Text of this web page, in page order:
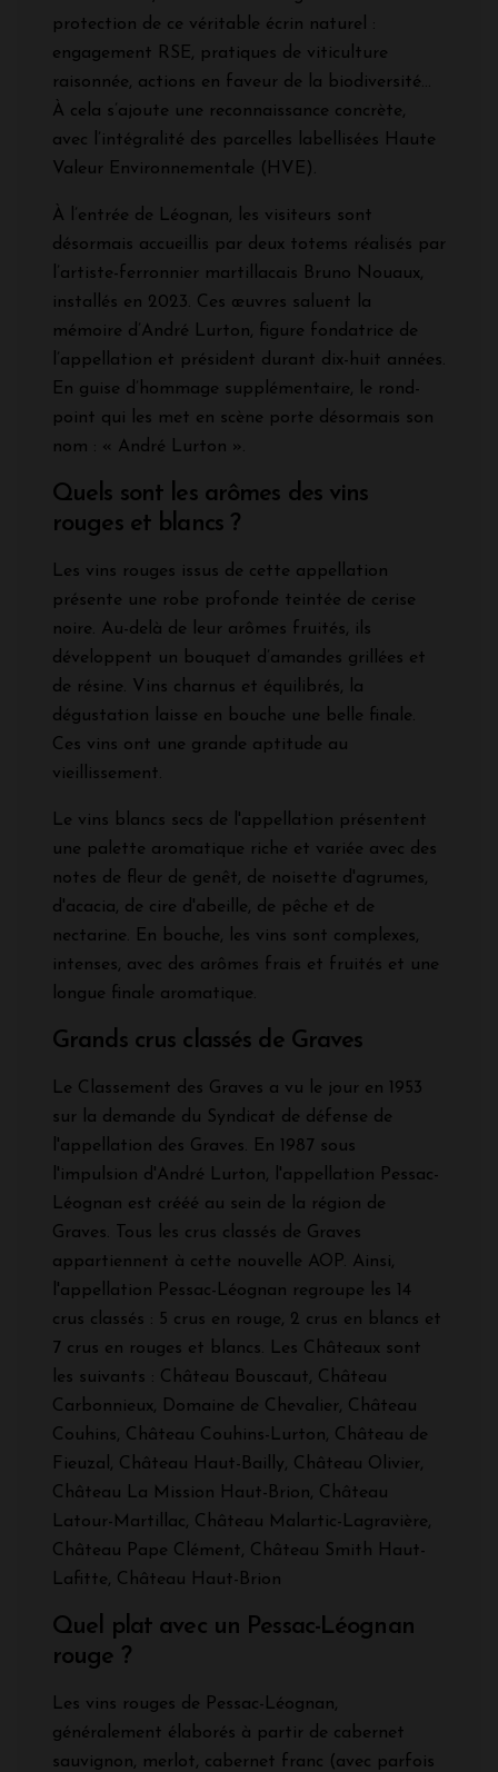
protection de ce véritable écrin naturel :
engagement RSE, pratiques de viticulture
raisonnée, actions en faveur de la biodiversité…
À cela s’ajoute une reconnaissance concrète,
avec l’intégralité des parcelles labellisées Haute
Valeur Environnementale (HVE).
À l’entrée de Léognan, les visiteurs sont
désormais accueillis par deux totems réalisés par
l’artiste-ferronnier martillacais Bruno Nouaux,
installés en 2023. Ces œuvres saluent la
mémoire d’André Lurton, figure fondatrice de
l’appellation et président durant dix-huit années.
En guise d’hommage supplémentaire, le rond-
point qui les met en scène porte désormais son
nom : « André Lurton ».
Quels sont les arômes des vins
rouges et blancs ?
Les vins rouges issus de cette appellation
présente une robe profonde teintée de cerise
noire. Au-delà de leur arômes fruités, ils
développent un bouquet d’amandes grillées et
de résine. Vins charnus et équilibrés, la
dégustation laisse en bouche une belle finale.
Ces vins ont une grande aptitude au
vieillissement.
Le vins blancs secs de l'appellation présentent
une palette aromatique riche et variée avec des
notes de fleur de genêt, de noisette d'agrumes,
d'acacia, de cire d'abeille, de pêche et de
nectarine. En bouche, les vins sont complexes,
intenses, avec des arômes frais et fruités et une
longue finale aromatique.
Grands crus classés de Graves
Le Classement des Graves a vu le jour en 1953
sur la demande du Syndicat de défense de
l'appellation des Graves. En 1987 sous
l'impulsion d'André Lurton, l'appellation Pessac-
Léognan est crééé au sein de la région de
Graves. Tous les crus classés de Graves
appartiennent à cette nouvelle AOP. Ainsi,
l'appellation Pessac-Léognan regroupe les 14
crus classés : 5 crus en rouge, 2 crus en blancs et
7 crus en rouges et blancs. Les Châteaux sont
les suivants : Château Bouscaut, Château
Carbonnieux, Domaine de Chevalier, Château
Couhins, Château Couhins-Lurton, Château de
Fieuzal, Château Haut-Bailly, Château Olivier,
Château La Mission Haut-Brion, Château
Latour-Martillac, Château Malartic-Lagravière,
Château Pape Clément, Château Smith Haut-
Lafitte, Château Haut-Brion
Quel plat avec un Pessac-Léognan
rouge ?
Les vins rouges de Pessac-Léognan,
généralement élaborés à partir de cabernet
sauvignon, merlot, cabernet franc (avec parfois